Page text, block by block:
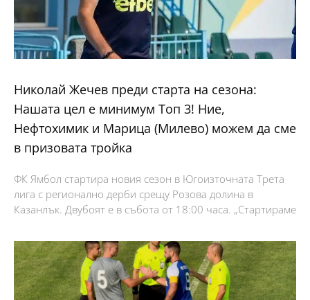
Николай Жечев преди старта на сезона:
Нашата цел е минимум Топ 3! Ние,
Нефтохимик и Марица (Милево) можем да сме
в призовата тройка
ФК Ямбол стартира новия сезон в Югоизточната Трета
лига с регионално дерби срещу Розова долина в
Казанлък. Двубоят е в събота от 18:00 часа. „Стартираме